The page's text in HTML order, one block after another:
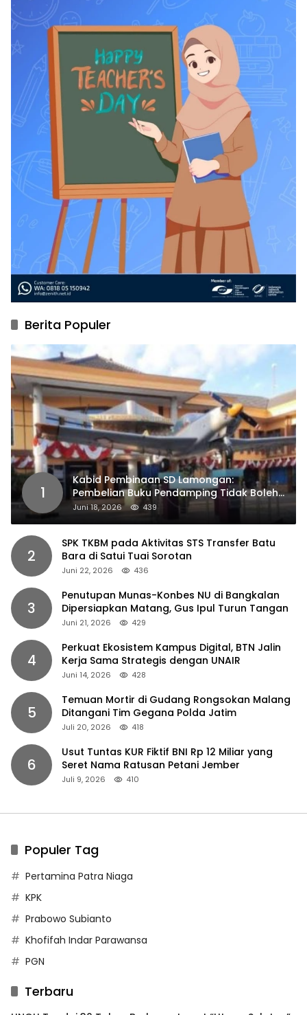
Berita Populer
1
Kabid Pembinaan SD Lamongan:
Pembelian Buku Pendamping Tidak Boleh
Dipaksakan
Juni 18, 2026 439
2
SPK TKBM pada Aktivitas STS Transfer Batu
Bara di Satui Tuai Sorotan
Juni 22, 2026 436
3
Penutupan Munas-Konbes NU di Bangkalan
Dipersiapkan Matang, Gus Ipul Turun Tangan
Juni 21, 2026 429
4
Perkuat Ekosistem Kampus Digital, BTN Jalin
Kerja Sama Strategis dengan UNAIR
Juni 14, 2026 428
5
Temuan Mortir di Gudang Rongsokan Malang
Ditangani Tim Gegana Polda Jatim
Juli 20, 2026 418
6
Usut Tuntas KUR Fiktif BNI Rp 12 Miliar yang
Seret Nama Ratusan Petani Jember
Juli 9, 2026 410
Populer Tag
Pertamina Patra Niaga
KPK
Prabowo Subianto
Khofifah Indar Parawansa
PGN
Terbaru